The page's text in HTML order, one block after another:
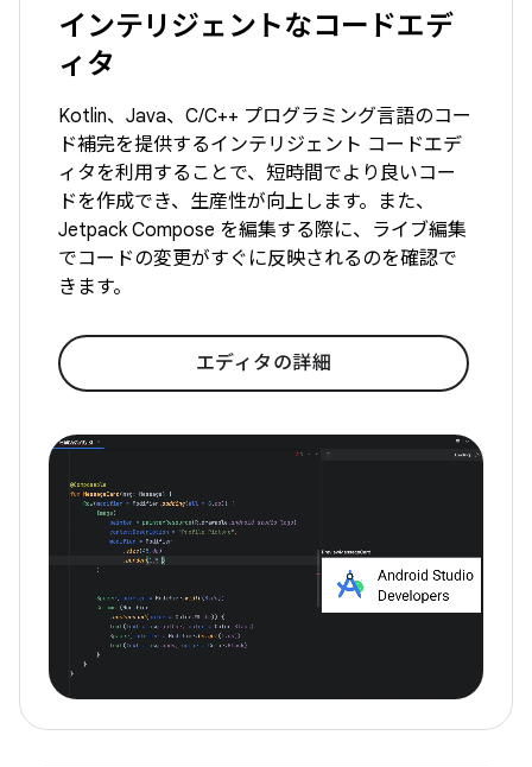
インテリジェントなコードエデ
ィタ
Kotlin、Java、C/C++ プログラミング言語のコー
ド補完を提供するインテリジェント コードエデ
ィタを利用することで、短時間でより良いコー
ドを作成でき、生産性が向上します。また、
Jetpack Compose を編集する際に、ライブ編集
でコードの変更がすぐに反映されるのを確認で
きます。
エディタの詳細